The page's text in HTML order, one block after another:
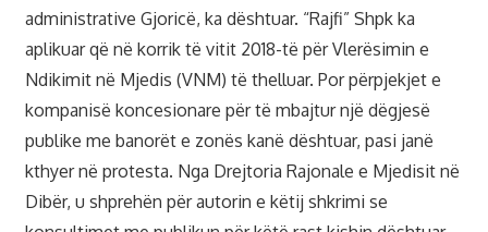
administrative Gjoricë, ka dështuar. “Rajfi” Shpk ka
aplikuar që në korrik të vitit 2018-të për Vlerësimin e
Ndikimit në Mjedis (VNM) të thelluar. Por përpjekjet e
kompanisë koncesionare për të mbajtur një dëgjesë
publike me banorët e zonës kanë dështuar, pasi janë
kthyer në protesta. Nga Drejtoria Rajonale e Mjedisit në
Dibër, u shprehën për autorin e këtij shkrimi se